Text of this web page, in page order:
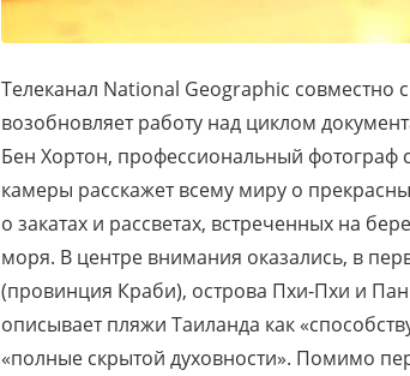
Телеканал National Geographic совместно
возобновляет работу над циклом
Бен Хортон, профессиональный
камеры расскажет всему миру о
о закатах и рассветах, встреченных на
моря. В центре внимания оказались, в
(провинция Краби), острова Пхи-Пхи и
описывает пляжи Таиланда как
«полные скрытой духовности». Помимо